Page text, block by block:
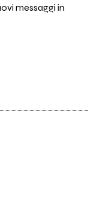
messaggi in